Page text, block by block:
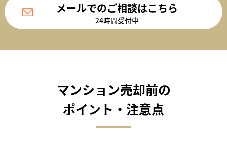
メールでのご相談はこちら
24時間受付中
マンション売却前の
ポイント・注意点